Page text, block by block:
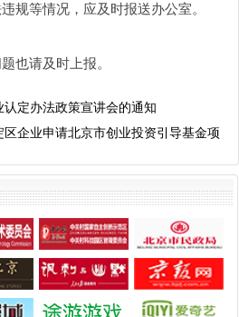
规等情况，应及时报送办公室。
也请及时上报。
认定办法政策宣讲会的通知
区企业申请北京市创业投资引导基金项